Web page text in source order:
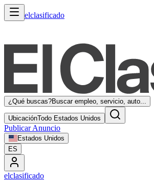
elclasificado
¿Qué buscas?Buscar empleo, servicio, auto...
UbicaciónTodo Estados Unidos
Publicar Anuncio
Estados Unidos
ES
elclasificado